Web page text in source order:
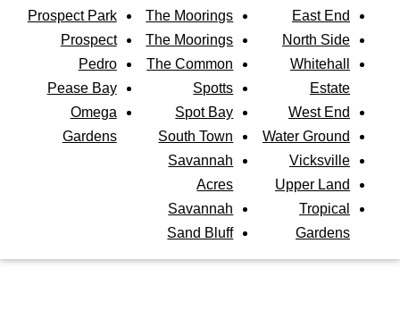
East End
North Side
Whitehall
Estate
West End
Water Ground
Vicksville
Upper Land
Tropical
Gardens
The Moorings
The Moorings
The Common
Spotts
Spot Bay
South Town
Savannah
Acres
Savannah
Sand Bluff
Prospect Park
Prospect
Pedro
Pease Bay
Omega
Gardens